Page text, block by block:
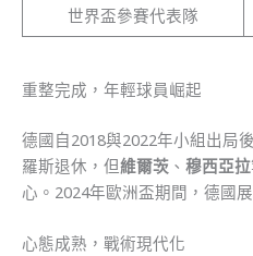
世界盃參賽代表隊
重整完成，年輕球員崛起
德國自2018與2022年小組出局
羅斯退休，但維爾茨 、 穆西亞拉
心。2024年歐洲盃期間，德國
心態成熟，戰術現代化